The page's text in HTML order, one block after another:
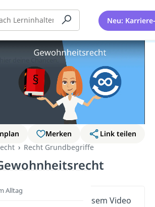
Neu:
Merken
Link teilen
Recht Grundbegriffe
Wichtige Inhalte in diesem Video
sich!
deine Chancen.
Alltag